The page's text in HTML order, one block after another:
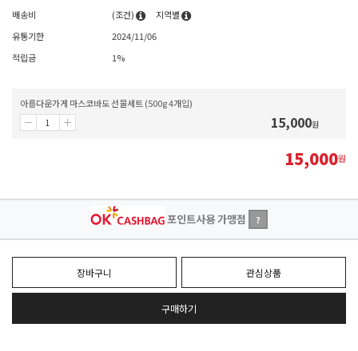
배송비
(조건)
지역별
유통기한
2024/11/06
적립금
1%
아름다운가게 마스코바도 선물세트 (500g 4개입)
15,000원
15,000원
포인트사용 가맹점 ?
장바구니 관심상품
구매하기